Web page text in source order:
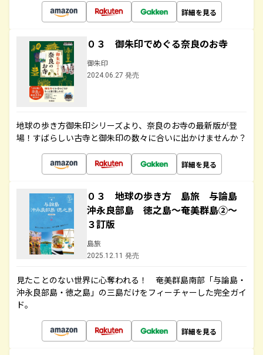
詳細を見る
０３ 御朱印でめぐる奈良のお寺
御朱印
2024.06.27 発売
地球の歩き方御朱印シリーズより、奈良のお寺の最新版が登
場！すばらしい古寺と御朱印の数々に合いに出かけませんか？
詳細を見る
０３ 地球の歩き方 島旅 与論島
沖永良部島 徳之島～奄美群島②～
３訂版
島旅
2025.12.11 発売
見たことのない世界に心奪われる！ 奄美群島南部「与論島・
沖永良部島・徳之島」の三島だけをフィーチャーした完全ガイ
ド。
詳細を見る